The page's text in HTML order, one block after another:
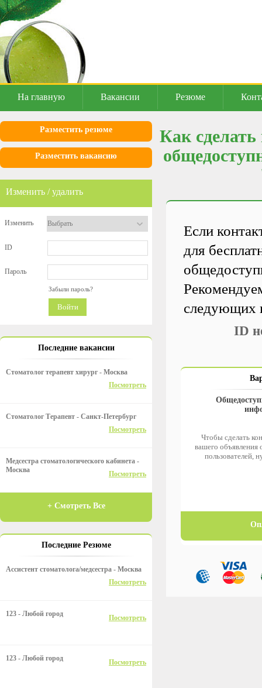
На главную Вакансии Резюме
Разместить резюме
Разместить вакансию
Изменить / удалить
Изменить
ID
Пароль
Забыли пароль?
Войти
Последние вакансии
Стоматолог терапевт хирург - Москва
Посмотреть
Стоматолог Терапевт - Санкт-Петербург
Посмотреть
Медсестра стоматологического кабинета -
Москва
Посмотреть
+ Смотреть Все
Последние Резюме
Ассистент стоматолога/медсестра - Москва
Посмотреть
123 - Любой город Посмотреть
123 - Любой город Посмотреть
Как
Если
для
следующих
ID
Чтобы сделать
вашего объявления
пользователей,